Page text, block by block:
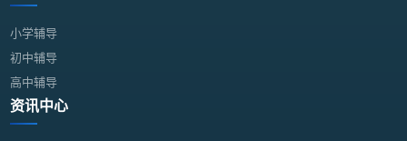
小学辅导
初中辅导
高中辅导
资讯中心